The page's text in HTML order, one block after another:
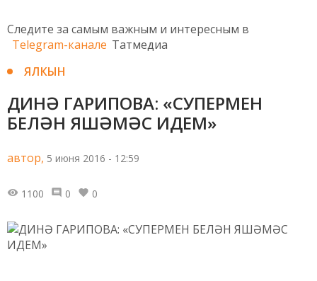
Следите за самым важным и интересным в
Telegram-канале Татмедиа
ЯЛКЫН
ДИНӘ ГАРИПОВА: «СУПЕРМЕН
БЕЛӘН ЯШӘМӘС ИДЕМ»
автор, 5 июня 2016 - 12:59
1100 0 0